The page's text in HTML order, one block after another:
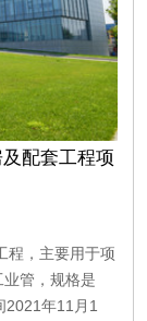
配套工程项
程，主要用于项
管，规格是
2021年11月1